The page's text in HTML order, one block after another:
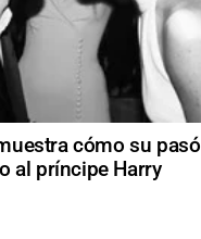
cómo su pasó
al príncipe Harry